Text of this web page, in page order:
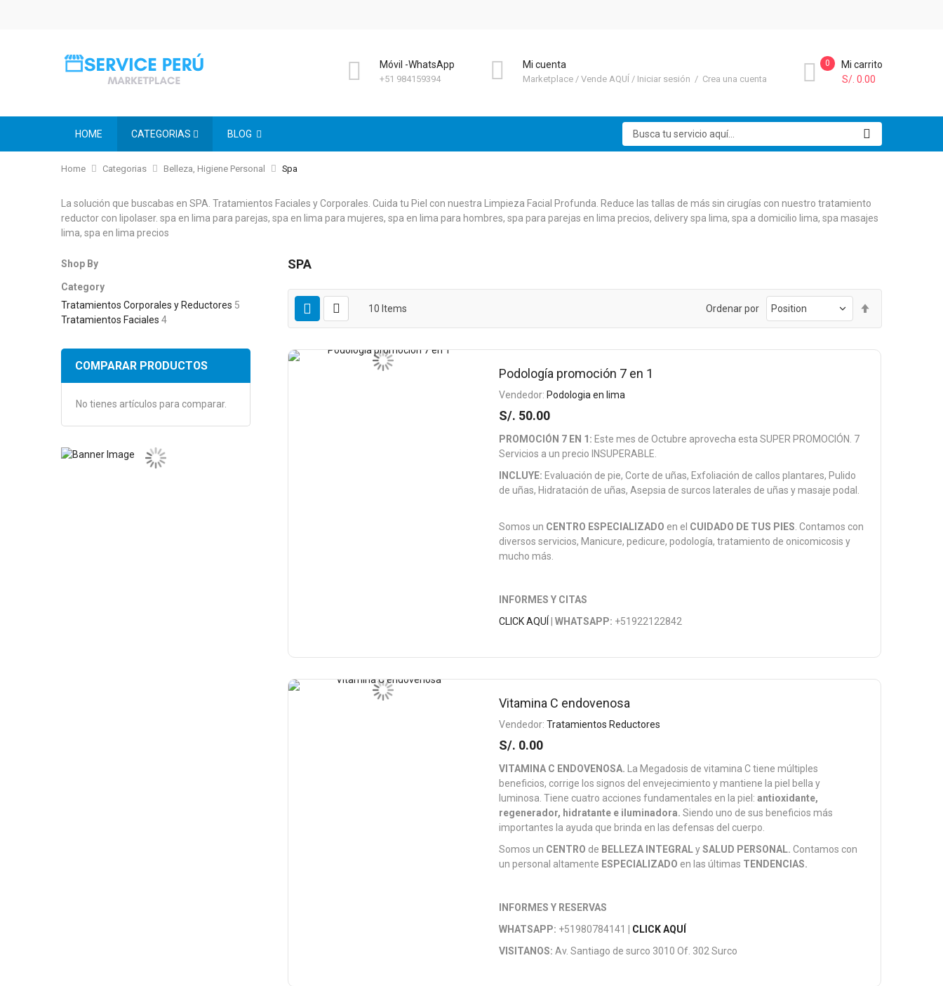
Móvil -WhatsApp
+51 984159394
Mi cuenta
Marketplace Vende AQUÍ Iniciar sesión Crea una cuenta
Mi carrito
0
S/. 0.00
HOME CATEGORIAS
BLOG
Buscar
Home Categorias Belleza, Higiene Personal Spa
La solución que buscabas en SPA. Tratamientos Faciales y Corporales. Cuida tu Piel con nuestra Limpieza Facial Profunda. Reduce las tallas de más sin cirugías con nuestro tratamiento
reductor con lipolaser. spa en lima para parejas, spa en lima para mujeres, spa en lima para hombres, spa para parejas en lima precios, delivery spa lima, spa a domicilio lima, spa masajes
lima, spa en lima precios
SPA
10 Items Ordenar por
Direction
Podología promoción 7 en 1
Vendedor: Podologia en lima
S/. 50.00
PROMOCIÓN 7 EN 1: Este mes de Octubre aprovecha esta SUPER PROMOCIÓN. 7
Servicios a un precio INSUPERABLE.
INCLUYE: Evaluación de pie, Corte de uñas, Exfoliación de callos plantares, Pulido
de uñas, Hidratación de uñas, Asepsia de surcos laterales de uñas y masaje podal.
Somos un CENTRO ESPECIALIZADO en el CUIDADO DE TUS PIES . Contamos con
diversos servicios, Manicure, pedicure, podología, tratamiento de onicomicosis y
mucho más.
INFORMES Y CITAS
CLICK AQUÍ
|WHATSAPP: +51922122842
Vitamina C endovenosa
Vendedor:Tratamientos Reductores
S/. 0.00
VITAMINA C ENDOVENOSA.
La Megadosis de vitamina C tiene múltiples
beneficios, corrige los signos del envejecimiento y mantiene la piel bella y
luminosa. Tiene cuatro acciones fundamentales en la piel: antioxidante,
regenerador, hidratante e iluminadora.Siendo uno de sus beneficios más
importantes la ayuda que brinda en las defensas del cuerpo.
Somos un CENTRO de BELLEZA INTEGRALySALUD PERSONAL. Contamos con
un personal altamente ESPECIALIZADO en las últimas TENDENCIAS.
INFORMES Y RESERVAS
WHATSAPP: +51980784141
CLICK AQUÍ
VISITANOS:Av. Santiago de surco 3010 Of. 302 Surco
Shop By
Category
Tratamientos Corporales y Reductores 5
Tratamientos Faciales 4
COMPARAR PRODUCTOS
No tienes artículos para comparar.